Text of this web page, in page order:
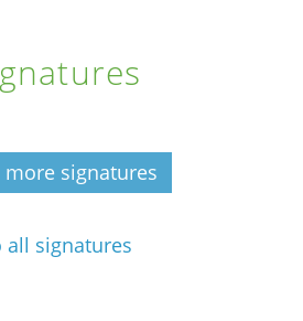
more signatures
all signatures